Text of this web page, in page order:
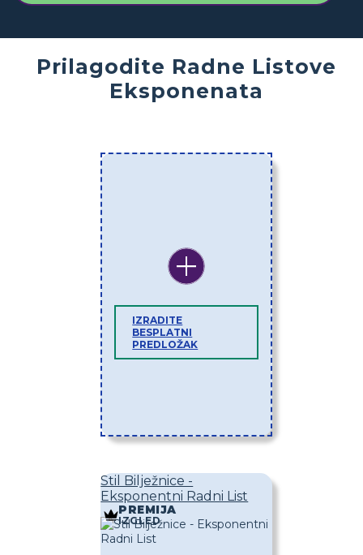
Prilagodite Radne Listove
Eksponenata
IZRADITE
BESPLATNI
PREDLOŽAK
Stil Bilježnice -
Eksponentni Radni List
PREMIJA
IZGLED